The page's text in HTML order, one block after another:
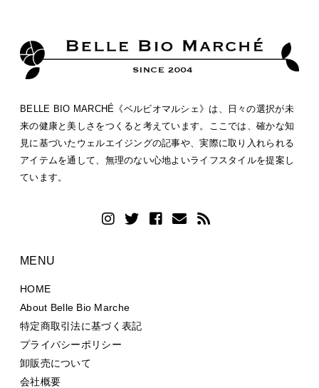
BELLE BIO MARCHÉ《ベルビオマルシェ》は、日々の選択が未
来の健康と美しさをつくると考えています。ここでは、確かな知
見に基づいたウェルエイジングの記事や、実際に取り入れられる
アイテムを通して、無理のない心地よいライフスタイルを提案し
ています。
MENU
HOME
About Belle Bio Marche
特定商取引法に基づく表記
プライバシーポリシー
卸販売について
会社概要